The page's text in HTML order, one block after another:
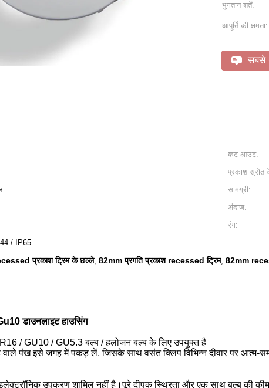
भुगतान शर्तें:
आपूर्ति की क्षमता:
सबसे
कट आउट:
प्रकाश
सामग्री:
अंदाज:
रंग:
/ IP65
प्रकाश ट्रिम के छल्ले, 82mm प्रगति प्रकाश recessed ट्रिम, 82mm
डाउनलाइट हाउसिंग
/ GU10 / GU5.3 बल्ब / हलोजन बल्ब के लिए उपयुक्त है
पंख इसे जगह में पकड़ लें, जिसके साथ वसंत क्लिप विभिन्न दीवार पर आत्म-
इलेक्ट्रॉनिक उपकरण शामिल नहीं है।पूरे दीपक स्थिरता और एक साथ बल्ब की